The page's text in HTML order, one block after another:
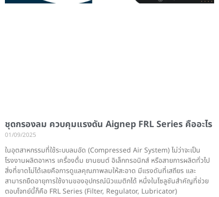
ชุดกรองลม ควบคุมแรงดัน Aignep FRL Series คืออะไร
01/09/2025
ในอุตสาหกรรมที่ใช้ระบบลมอัด (Compressed Air System) ไม่ว่าจะเป็น
โรงงานผลิตอาหาร เครื่องดื่ม ยานยนต์ อิเล็กทรอนิกส์ หรือสายการผลิตทั่วไป
สิ่งที่ขาดไม่ได้เลยคือการดูแลคุณภาพลมให้สะอาด มีแรงดันที่เสถียร และ
สามารถยืดอายุการใช้งานของอุปกรณ์นิวแมติกได้ หนึ่งในโซลูชันสำคัญที่ช่วย
ตอบโจทย์นี้ก็คือ FRL Series (Filter, Regulator, Lubricator)